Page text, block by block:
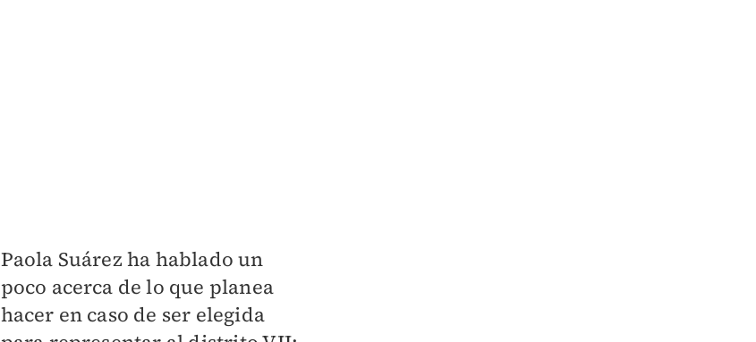
Paola Suárez ha hablado un
poco acerca de lo que planea
hacer en caso de ser elegida